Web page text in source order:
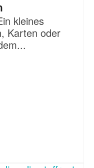
kleines
Karten oder